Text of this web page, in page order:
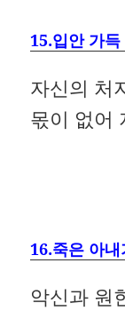
15.입안 가
자신의 처
몫이 없어
16.죽은 아
악신과 원